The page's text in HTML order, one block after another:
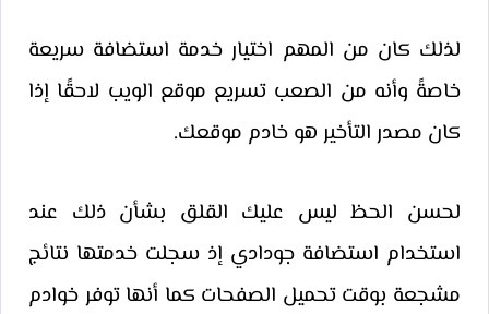
لذلك كان من المهم اختيار خدمة استضافة سريعة
خاصةً وأنه من الصعب تسريع موقع الويب لاحقًا إذا
كان مصدر التأخير هو خادم موقعك.
لحسن الحظ ليس عليك القلق بشأن ذلك عند
استخدام استضافة جودادي إذ سجلت خدمتها نتائج
مشجعة بوقت تحميل الصفحات كما أنها توفر خوادم